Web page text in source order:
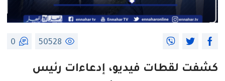
50528
0
كشفت لقطات فيديو، إدعاءات رئيس